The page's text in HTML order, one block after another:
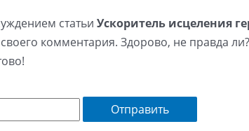
статьи Ускоритель исцеления
своего комментария. Здорово, не правда